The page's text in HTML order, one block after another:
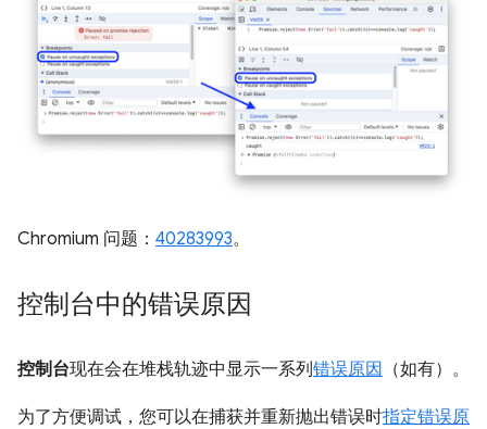
Chromium 问题： 40283993。
控制台中的错误原因
控制台现在会在堆栈轨迹中显示一系列错误原因 （如有）。
为了方便调试，您可以在捕获并重新抛出错误时指定错误原